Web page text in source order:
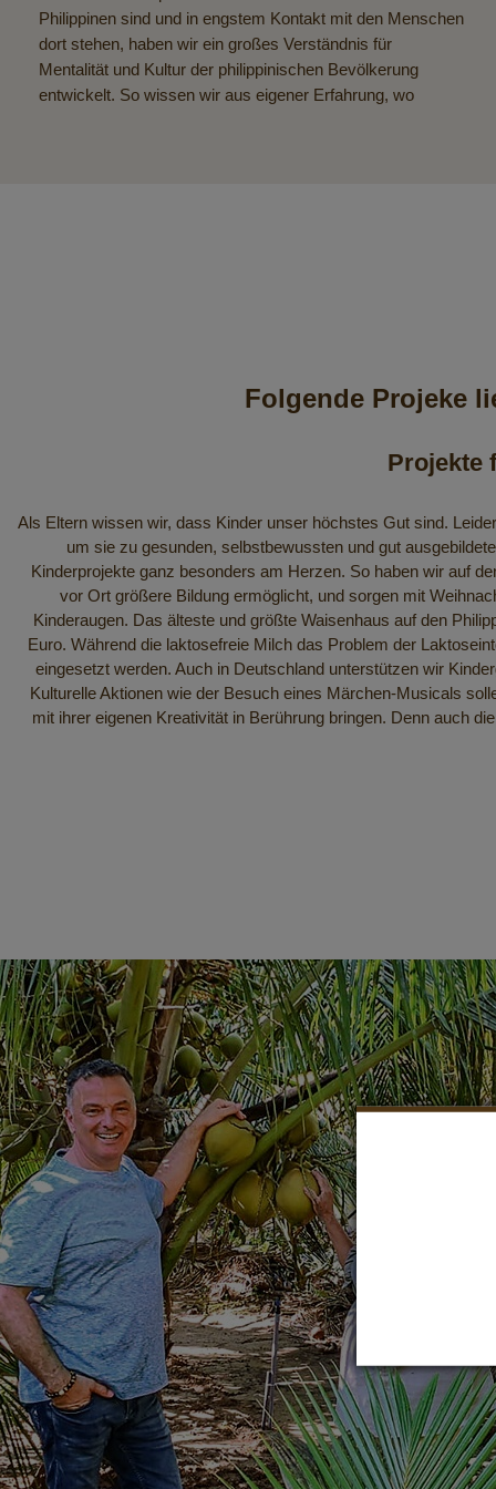
Philippinen sind und in engstem Kontakt mit den Menschen
dort stehen, haben wir ein großes Verständnis für
Mentalität und Kultur der philippinischen Bevölkerung
entwickelt. So wissen wir aus eigener Erfahrung, wo
bei denen ankommt, die sie brauchen, verzichten wir
bewusst auf kostenintensive Zertifizierungen. Stattdessen
fließt die Hilfe direkt zu den Menschen – das ist
Folgende Projeke
Projekte
Als Eltern wissen wir, dass Kinder unser höchstes Gut sind.
um sie zu gesunden, selbstbewussten und gut
Kinderprojekte ganz besonders am Herzen. So haben wir auf
vor Ort größere Bildung ermöglicht, und sorgen mit
Kinderaugen. Das älteste und größte Waisenhaus auf den
Euro. Während die laktosefreie Milch das Problem der
eingesetzt werden. Auch in Deutschland unterstützen wir
Kulturelle Aktionen wie der Besuch eines Märchen-Musicals
mit ihrer eigenen Kreativität in Berührung bringen. Denn auch